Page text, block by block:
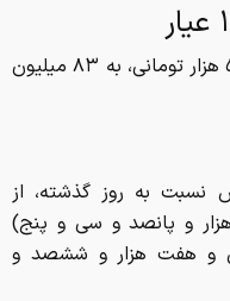
هر مثقال طلا ۱۸ عیار با کاهش ۵۸۶ هزار تومانی، به ۸۳ میلیون
نسبت به روز گذشته، از
هزار و پانصد و سی و پنج)
و چهل و هفت هزار و ششصد و